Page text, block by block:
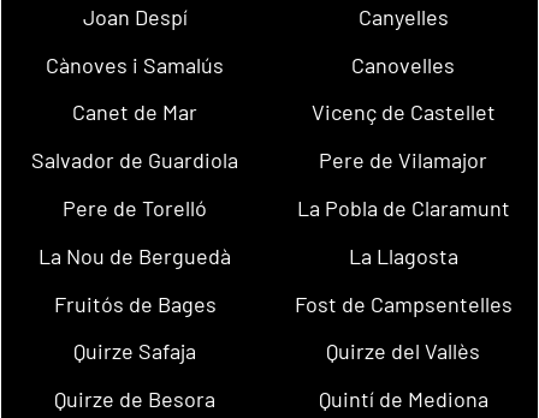
Joan Despí
Canyelles
Cànoves i Samalús
Canovelles
Canet de Mar
Vicenç de Castellet
Salvador de Guardiola
Pere de Vilamajor
Pere de Torelló
La Pobla de Claramunt
La Nou de Berguedà
La Llagosta
Fruitós de Bages
Fost de Campsentelles
Quirze Safaja
Quirze del Vallès
Quirze de Besora
Quintí de Mediona